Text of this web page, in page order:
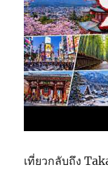
เที่ยวกลับถึง